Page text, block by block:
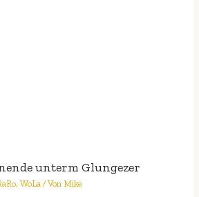
unterm Glungezer
,WoLa / Von Mike